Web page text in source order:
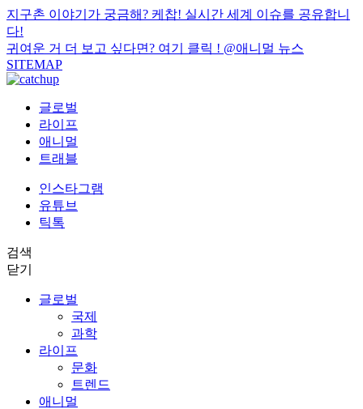
지구촌 이야기가 궁금해? 케찹! 실시간 세계 이슈를 공유합니
다!
귀여운 거 더 보고 싶다면? 여기 클릭 ! @애니멀 뉴스
SITEMAP
글로벌
라이프
애니멀
트래블
인스타그램
유튜브
틱톡
검색
닫기
글로벌
국제
과학
라이프
문화
트렌드
애니멀